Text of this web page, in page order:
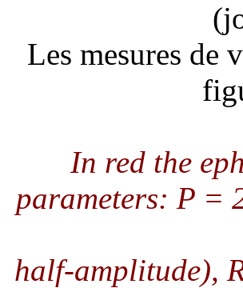
Les mesures de
In red the
parameters: P =
half-amplitude),